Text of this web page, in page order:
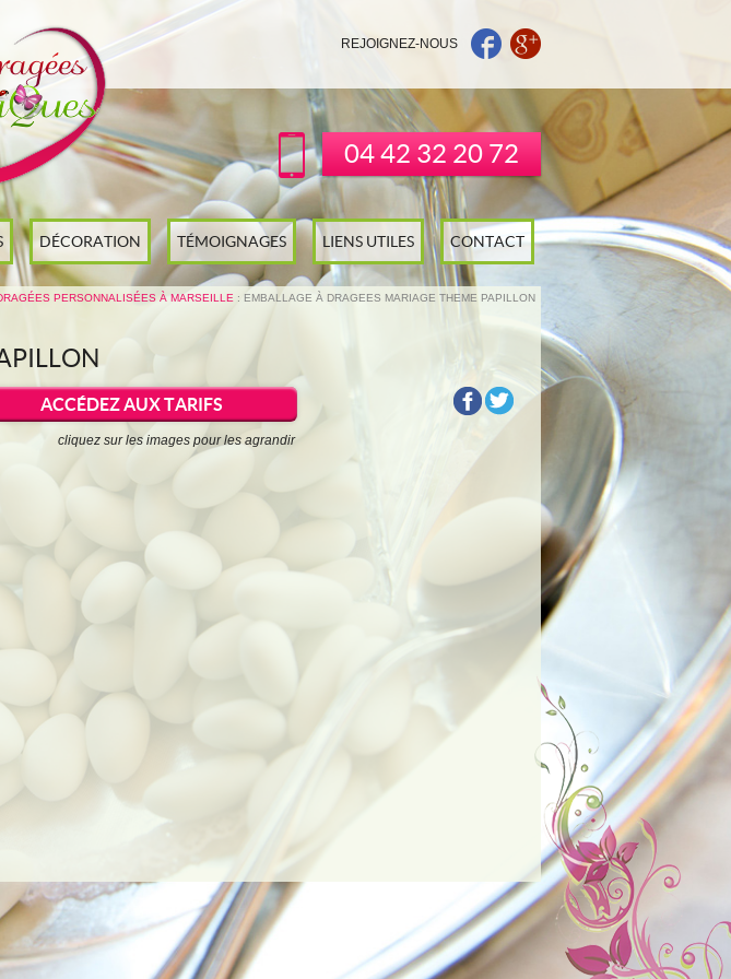
REJOIGNEZ-NOUS
04 42 32 20 72
DÉCORATION TÉMOIGNAGES LIENS UTILES CONTACT
PERSONNALISÉES À MARSEILLE : EMBALLAGE À DRAGEES MARIAGE THEME PAPILLON
ACCÉDEZ AUXTARIFS
cliquez sur les images pour les agrandir